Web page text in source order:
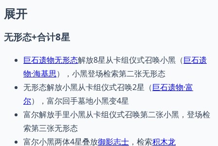
展开
无形态+合计8星
巨石遗物无形态解放8星从卡组仪式召唤小黑（巨石遗
物·海基思），小黑登场检索第二张无形态
无形态解放小黑从卡组仪式召唤2星（巨石遗物·富
尔），富尔回手墓地小黑变4星
富尔解放手里小黑从卡组仪式召唤第二张小黑，登场检
索第三张无形态
富尔小黑两体4星叠放御影志士 ，检索积木龙